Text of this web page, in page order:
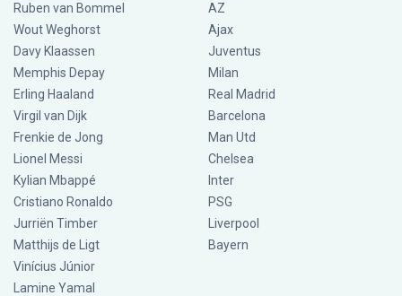
Ruben van Bommel
Wout Weghorst
Davy Klaassen
Memphis Depay
Erling Haaland
Virgil van Dijk
Frenkie de Jong
Lionel Messi
Kylian Mbappé
Cristiano Ronaldo
Jurriën Timber
Matthijs de Ligt
Vinícius Júnior
Lamine Yamal
AZ
Ajax
Juventus
Milan
Real Madrid
Barcelona
Man Utd
Chelsea
Inter
PSG
Liverpool
Bayern